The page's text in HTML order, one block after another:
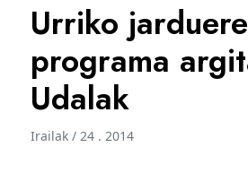
Urriko
programa
Udalak
Irailak / 24 . 2014